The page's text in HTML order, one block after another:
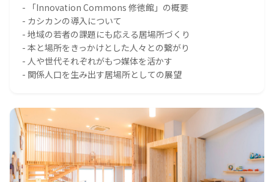
- 「Innovation Commons 修徳館」の概要
- カシカンの導入について
- 地域の若者の課題にも応える居場所づくり
- 本と場所をきっかけとした人々との繋がり
- 人や世代それぞれがもつ媒体を活かす
- 関係人口を生み出す居場所としての展望